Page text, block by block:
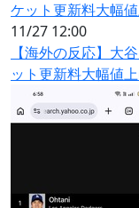
11/27 12:00
【海外の反応】大
ット更新料大幅値上